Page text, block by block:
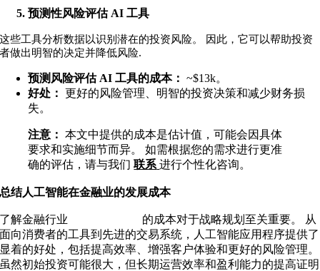
预测性风险评估 AI 工具
这些工具分析数据以识别潜在的投资风险。 因此，它可以帮助投资
者做出明智的决定并降低风险.
预测风险评估 AI 工具的成本： ~$13k。
好处：更好的风险管理、明智的投资决策和减少财务损
失。
注意：本文中提供的成本是估计值，可能会因具体
要求和实施细节而异。 如需根据您的需求进行更准
确的评估，请与我们联系 进行个性化咨询。
总结人工智能在金融业的发展成本
了解金融行业
的成本对于战略规划至关重要。 从
面向消费者的工具到先进的交易系统，人工智能应用程序提供了
显着的好处，包括提高效率、增强客户体验和更好的风险管理。
虽然初始投资可能很大，但长期运营效率和盈利能力的提高证明